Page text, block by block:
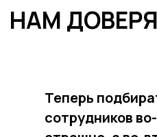
Теперь
сотрудников